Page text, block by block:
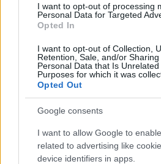
I want to opt-out of processing
Personal Data for Targeted
Opted In
I want to opt-out of Collection,
Retention, Sale, and/or
Personal Data that Is
Purposes for which it was
Opted Out
Google consents
I want to allow Google to
related to advertising like
device identifiers in apps.
Hírlevél